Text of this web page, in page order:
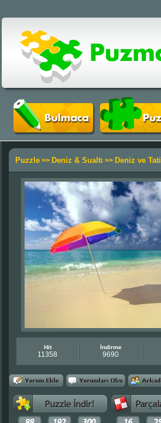
Puzzle >> Deniz & Sualtı >> Deniz ve Tatil
Hit
11358
İndirme
9690